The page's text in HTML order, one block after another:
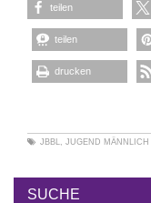
teilen
teilen
drucken
JBBL, JUGEND MÄNNLICH
SUCHE